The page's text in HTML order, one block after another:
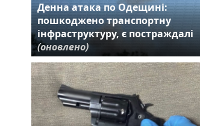
Денна атака по Одещині:
пошкоджено транспортну
інфраструктуру, є постраждалі
(оновлено)